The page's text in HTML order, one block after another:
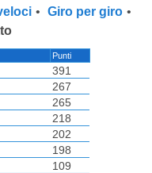
• Giro per giro •
Punti
391
267
265
218
202
198
109